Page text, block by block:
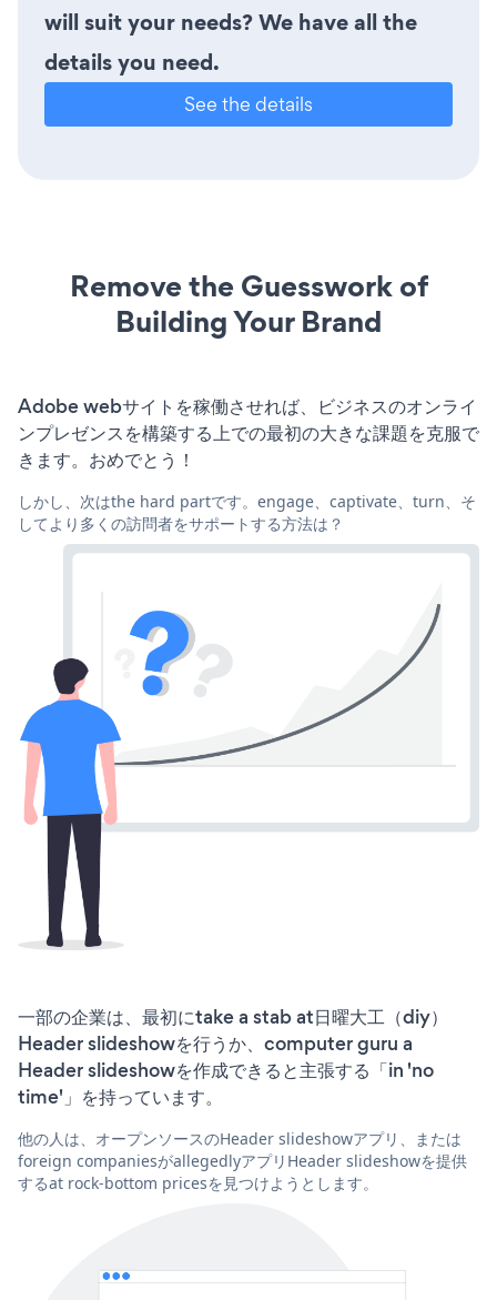
will suit your needs? We have all the
details you need.
See the details
Remove the Guesswork of
Building Your Brand
Adobe webサイトを稼働させれば、ビジネスのオンライ
ンプレゼンスを構築する上での最初の大きな課題を克服で
きます。おめでとう！
しかし、次はthe hard partです。engage、captivate、turn、そ
してより多くの訪問者をサポートする方法は？
一部の企業は、最初にtake a stab at日曜大工（diy）
Header slideshowを行うか、computer guru a
Header slideshowを作成できると主張する「in 'no
time'」を持っています。
他の人は、オープンソースのHeader slideshowアプリ、または
foreign companiesがallegedlyアプリHeader slideshowを提供
するat rock-bottom pricesを見つけようとします。